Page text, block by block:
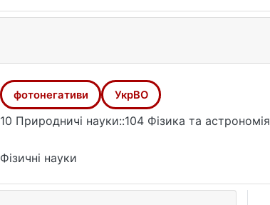
фотонегативи УкрВО
10 Природничі науки::104 Фізика та астрономія
Фізичні науки